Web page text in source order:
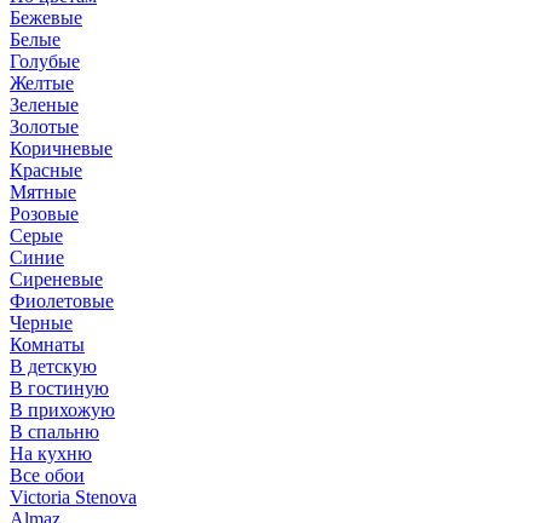
Бежевые
Белые
Голубые
Желтые
Зеленые
Золотые
Коричневые
Красные
Мятные
Розовые
Серые
Синие
Сиреневые
Фиолетовые
Черные
Комнаты
В детскую
В гостиную
В прихожую
В спальню
На кухню
Все обои
Victoria Stenova
Almaz